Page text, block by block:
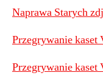
Naprawa Starych
Przegrywanie
Przegrywanie kaset